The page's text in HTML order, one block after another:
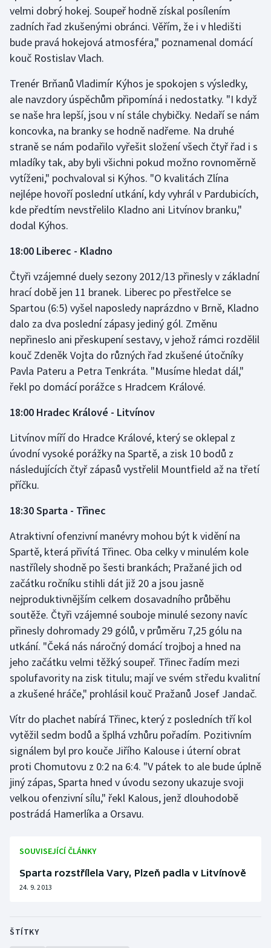
velmi dobrý hokej. Soupeř hodně získal posílením
zadních řad zkušenými obránci. Věřím, že i v hledišti
bude pravá hokejová atmosféra," poznamenal domácí
kouč Rostislav Vlach.
Trenér Brňanů Vladimír Kýhos je spokojen s výsledky,
ale navzdory úspěchům připomíná i nedostatky. "I když
se naše hra lepší, jsou v ní stále chybičky. Nedaří se nám
koncovka, na branky se hodně nadřeme. Na druhé
straně se nám podařilo vyřešit složení všech čtyř řad i s
mladíky tak, aby byli všichni pokud možno rovnoměrně
vytíženi," pochvaloval si Kýhos. "O kvalitách Zlína
nejlépe hovoří poslední utkání, kdy vyhrál v Pardubicích,
kde předtím nevstřelilo Kladno ani Litvínov branku,"
dodal Kýhos.
18:00 Liberec - Kladno
Čtyři vzájemné duely sezony 2012/13 přinesly v základní
hrací době jen 11 branek. Liberec po přestřelce se
Spartou (6:5) vyšel naposledy naprázdno v Brně, Kladno
dalo za dva poslední zápasy jediný gól. Změnu
nepřineslo ani přeskupení sestavy, v jehož rámci rozdělil
kouč Zdeněk Vojta do různých řad zkušené útočníky
Pavla Pateru a Petra Tenkráta. "Musíme hledat dál,"
řekl po domácí porážce s Hradcem Králové.
18:00 Hradec Králové - Litvínov
Litvínov míří do Hradce Králové, který se oklepal z
úvodní vysoké porážky na Spartě, a zisk 10 bodů z
následujících čtyř zápasů vystřelil Mountfield až na třetí
příčku.
18:30 Sparta - Třinec
Atraktivní ofenzivní manévry mohou být k vidění na
Spartě, která přivítá Třinec. Oba celky v minulém kole
nastřílely shodně po šesti brankách; Pražané jich od
začátku ročníku stihli dát již 20 a jsou jasně
nejproduktivnějším celkem dosavadního průběhu
soutěže. Čtyři vzájemné souboje minulé sezony navíc
přinesly dohromady 29 gólů, v průměru 7,25 gólu na
utkání. "Čeká nás náročný domácí trojboj a hned na
jeho začátku velmi těžký soupeř. Třinec řadím mezi
spolufavority na zisk titulu; mají ve svém středu kvalitní
a zkušené hráče," prohlásil kouč Pražanů Josef Jandač.
Vítr do plachet nabírá Třinec, který z posledních tří kol
vytěžil sedm bodů a šplhá vzhůru pořadím. Pozitivním
signálem byl pro kouče Jiřího Kalouse i úterní obrat
proti Chomutovu z 0:2 na 6:4. "V pátek to ale bude úplně
jiný zápas, Sparta hned v úvodu sezony ukazuje svoji
velkou ofenzivní sílu," řekl Kalous, jenž dlouhodobě
postrádá Hamerlíka a Orsavu.
SOUVISEJÍCÍ ČLÁNKY
Sparta rozstřílela Vary, Plzeň padla v Litvínově
24. 9. 2013
ŠTÍTKY